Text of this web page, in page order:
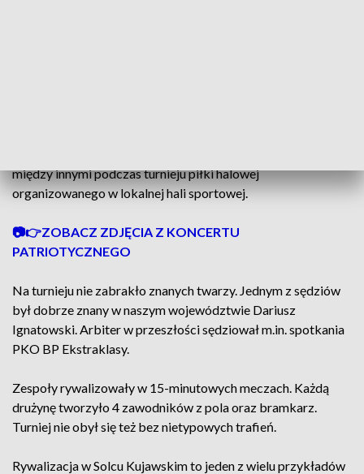
między innymi podczas turnieju piłki halowej
organizowanego w lokalnej hali sportowej.
📷👉ZOBACZ ZDJĘCIA Z KONCERTU
PATRIOTYCZNEGO
Na turnieju nie zabrakło znanych twarzy. Jednym z sędziów
był dobrze znany w naszym województwie Dariusz
Ignatowski. Arbiter w przeszłości sędziował m.in. spotkania
PKO BP Ekstraklasy.
Zespoły rywalizowały w 15-minutowych meczach. Każdą
drużynę tworzyło 4 zawodników z pola oraz bramkarz.
Turniej nie obył się też bez nietypowych trafień.
Rywalizacja w Solcu Kujawskim to jeden z wielu przykładów